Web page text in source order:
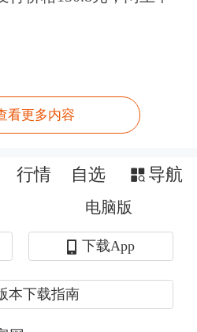
。
在2015年，当年2
准操作。
看更多内容
行情 自选 导航
电脑版
下载App
本下载指南